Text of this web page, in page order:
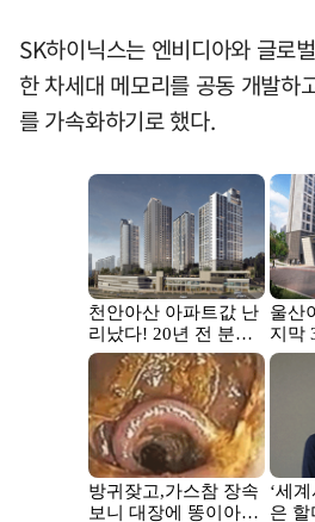
SK하이닉스는 엔비디아와 글로
한 차세대 메모리를 공동 개발하
를 가속화하기로 했다.